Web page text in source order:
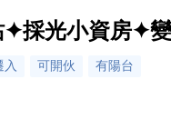
✦採光小資房✦
入 可開伙 有陽台